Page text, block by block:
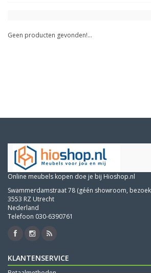
Geen producten gevonden!...
Online meubels kopen doe je bij Hioshop.nl
Swammerdamstraat 78 (géén showroom,
3553 RZ Utrecht
Nederland
Telefoon 030-6390761
KLANTENSERVICE